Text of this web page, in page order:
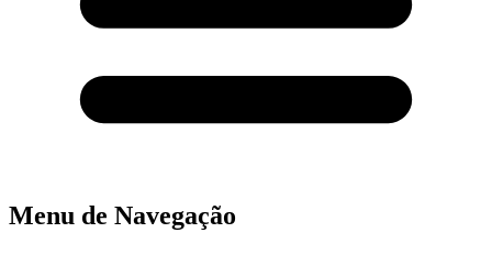
Menu de Navegação